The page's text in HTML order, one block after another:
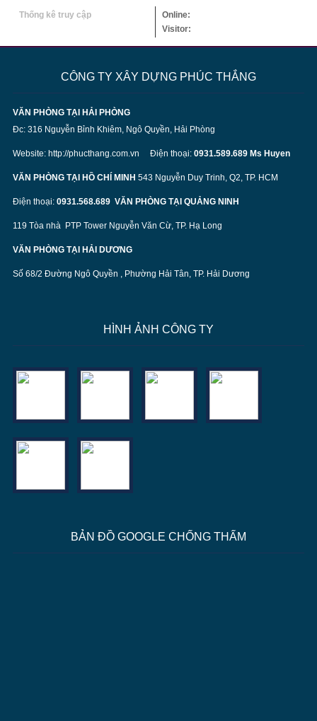
Thống kê truy cập
Online:
Visitor:
CÔNG TY XÂY DỰNG PHÚC THẮNG
VĂN PHÒNG TẠI HẢI PHÒNG
Đc: 316 Nguyễn Bỉnh Khiêm, Ngô Quyền, Hải Phòng
Website: http://phucthang.com.vn Điện thoại: 0931.589.689 Ms Huyen
VĂN PHÒNG TẠI HỒ CHÍ MINH 543 Nguyễn Duy Trinh, Q2, TP. HCM
Điện thoại: 0931.568.689 VĂN PHÒNG TẠI QUẢNG NINH
119 Tòa nhà PTP Tower Nguyễn Văn Cừ, TP. Hạ Long
VĂN PHÒNG TẠI HẢI DƯƠNG
Số 68/2 Đường Ngô Quyền , Phường Hải Tân, TP. Hải Dương
HÌNH ẢNH CÔNG TY
BẢN ĐỒ GOOGLE CHỐNG THẤM